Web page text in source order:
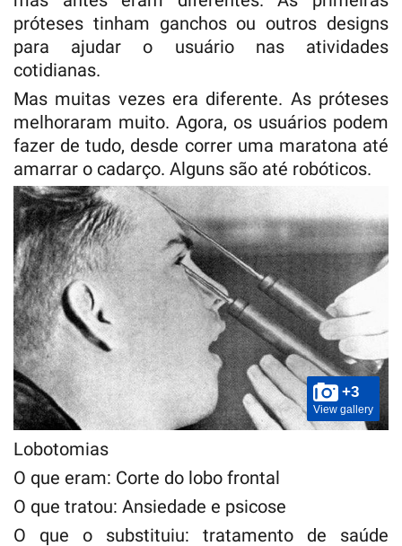
próteses tinham ganchos ou outros designs
para ajudar o usuário nas atividades
cotidianas.
Mas muitas vezes era diferente. As próteses
melhoraram muito. Agora, os usuários podem
fazer de tudo, desde correr uma maratona até
amarrar o cadarço. Alguns são até robóticos.
+3
View gallery
Lobotomias
O que eram: Corte do lobo frontal
O que tratou: Ansiedade e psicose
O que o substituiu: tratamento de saúde